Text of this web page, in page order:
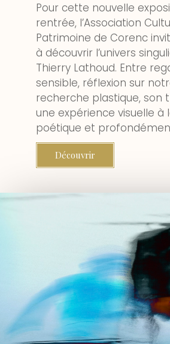
Pour cette nouvelle
rentrée, l’Association
Patrimoine de Corenc
à découvrir l’univers
Thierry Lathoud. Entre
sensible, réflexion sur
recherche plastique, son
une expérience visuelle à
poétique et
Découvrir